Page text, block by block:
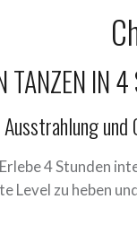
TANZEN IN
Ausstrahlung
Erlebe 4 Stunden
Level zu heben